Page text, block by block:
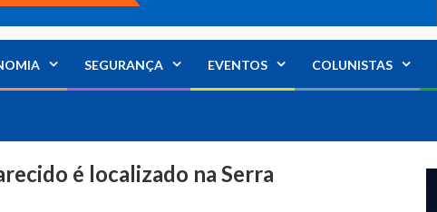
SEGURANÇA EVENTOS COLUNISTAS
é localizado na Serra